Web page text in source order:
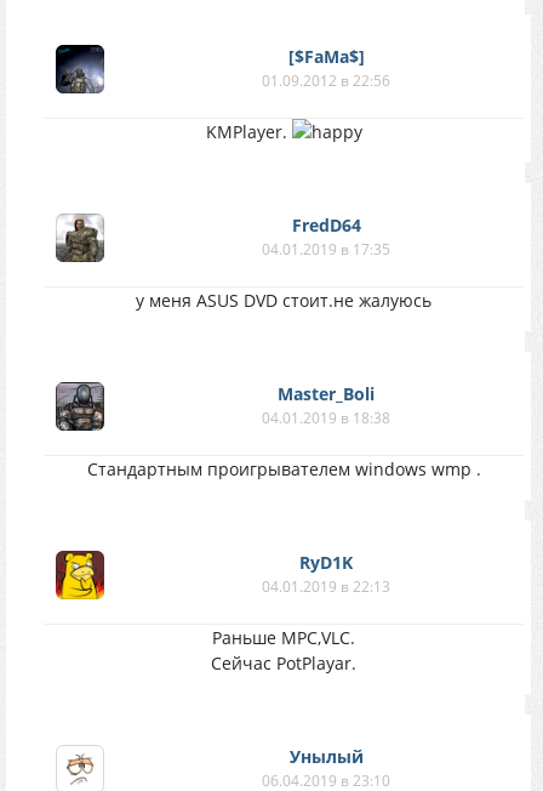
[$FaMa$]
01.09.2012 в 22:56
KMPlayer.
FredD64
04.01.2019 в 17:35
у меня ASUS DVD стоит.не жалуюсь
Master_Boli
04.01.2019 в 18:38
Стандартным проигрывателем windows wmp .
RyD1K
04.01.2019 в 22:13
Раньше MPC,VLC.
Сейчас PotPlayar.
Унылый
06.04.2019 в 23:10